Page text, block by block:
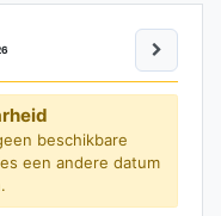
beschikbare
een andere datum